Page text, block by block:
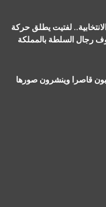
لفتيت يطلق حركة
رجال السلطة بالمملكة
قاصرا وينشرون صورها